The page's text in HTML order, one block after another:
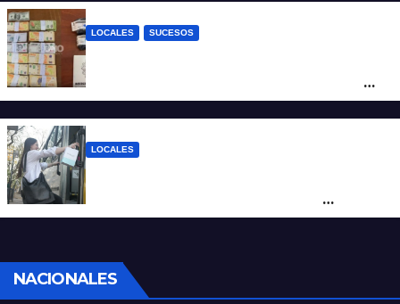
LOCALES SUCESOS
de 700 gramos de cocaína
LOCALES
unidades modernizadas
NACIONALES